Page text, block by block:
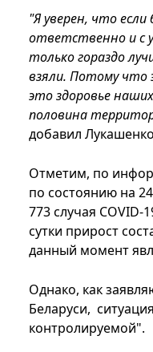
"Я уверен, что
ответственно и с
только гораздо
взяли. Потому что
это здоровье
половина
добавил
Отметим, по
по состоянию на
773 случая COVID-
сутки прирост
данный момент
Однако, как
Беларуси,
контролируемой".